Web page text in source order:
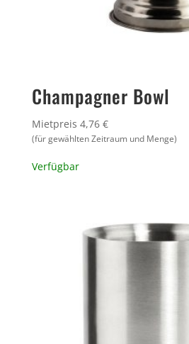
Champagner Bowl
Mietpreis 4,76 €
(für gewählten Zeitraum und Menge)
Verfügbar